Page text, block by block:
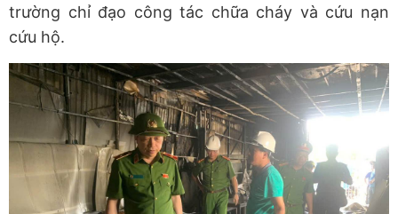
trường chỉ đạo công tác chữa cháy và cứu nạn
cứu hộ.